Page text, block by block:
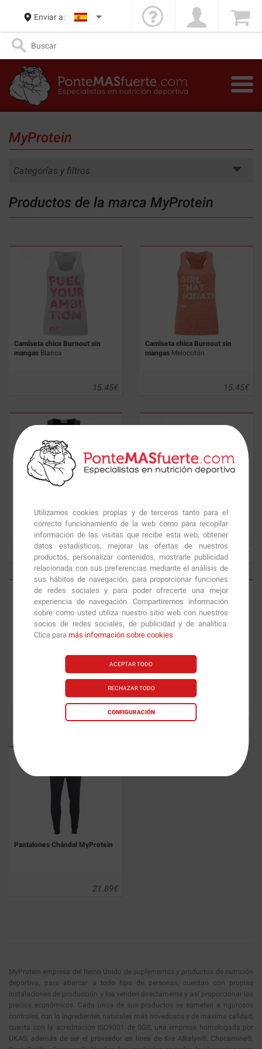
Utilizamos cookies propias y de terceros tanto para el
correcto funcionamiento de la web como para recopilar
información de las visitas que recibe esta web, obtener
datos estadísticos, mejorar las ofertas de nuestros
productos, personalizar contenidos, mostrarle publicidad
relacionada con sus preferencias mediante el análisis de
sus hábitos de navegación, para proporcionar funciones
de redes sociales y para poder ofrecerte una mejor
experiencia de navegación. Compartiremos información
sobre como usted utiliza nuestro sitio web con nuestros
socios de redes sociales, de publicidad y de analítica.
Clica paramás información sobre cookies.
ACEPTAR TODO
RECHAZAR TODO
CONFIGURACIÓN
Enviar a:
MyProtein
Categorías y filtros
Productos de la marca MyProtein
Camiseta chica Burnout sin
mangas Blanca
€
15.45
Camiseta chica Burnout sin
mangas Melocotón
€
15.45
Camiseta chica Burnout sin
Negra
€
15.45
Camiseta chica MyProtein Azul
13.14
Camiseta de tirantes MyProtein
€
11.90
Camiseta MyProtein
Pantalones Chándal MyProtein
€
21.89
MyProtein empresa del Reino Unido de suplementos y productos de nutrición
deportiva, para abarcar a todo tipo de personas, cuentan con propias
instalaciones de producción y los venden directamente y así proporcionar los
precios económicos. Cada unos de sus productos se someten a rigurosos
controles, con lo ingredientes naturales más novedosos y de máxima calidad,
cuenta con la acreditación ISO9001 de SGS, una empresa homologada por
UKAS, además de ser el proveedor en línea de Kre Alkalyn®, Chocamine®,